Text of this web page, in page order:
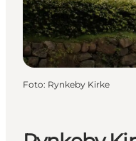
Det sker
Sommerbus
Foto: Rynkeby Kirke